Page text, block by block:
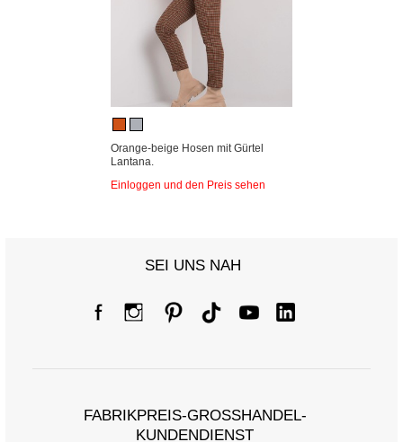
Orange-beige Hosen mit Gürtel
Lantana.
Einloggen und den Preis sehen
SEI UNS NAH
FABRIKPREIS-GROSSHANDEL-K
UNDENDIENST